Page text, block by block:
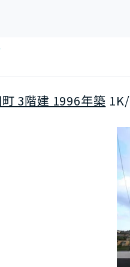
3階建 1996年築